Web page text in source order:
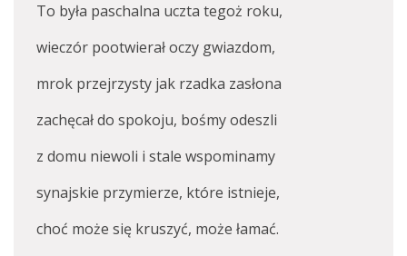
To była paschalna uczta tegoż roku,
wieczór pootwierał oczy gwiazdom,
mrok przejrzysty jak rzadka zasłona
zachęcał do spokoju, bośmy odeszli
z domu niewoli i stale wspominamy
synajskie przymierze, które istnieje,
choć może się kruszyć, może łamać.